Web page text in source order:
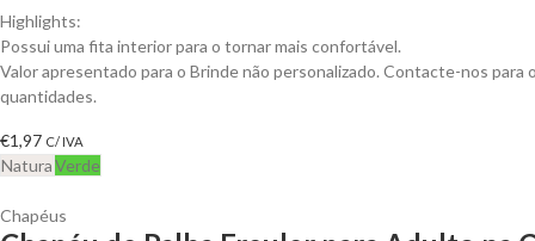
Highlights:
Possui uma fita interior para o tornar mais confortável.
Valor apresentado para o Brinde não personalizado. Contacte-nos
quantidades.
€1,97 C/ IVA
NaturaVerde
Chapéus